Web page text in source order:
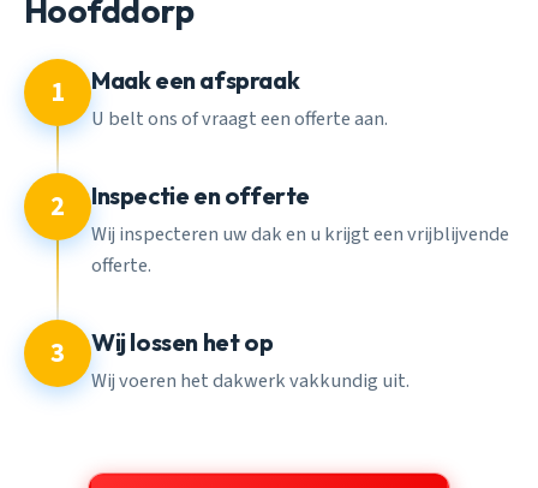
Hoofddorp
1 Maak een afspraak
U belt ons of vraagt een offerte aan.
2 Inspectie en offerte
Wij inspecteren uw dak en u krijgt een vrijblijvende
offerte.
3 Wij lossen het op
Wij voeren het dakwerk vakkundig uit.